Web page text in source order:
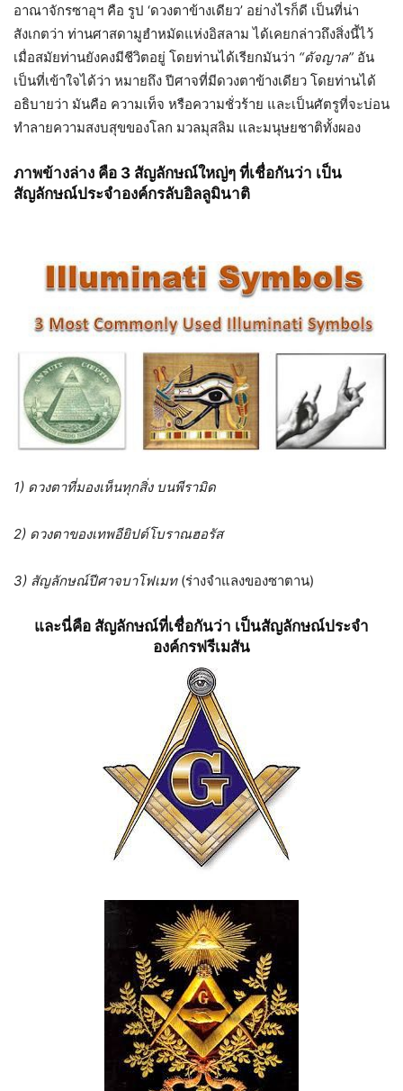
อาณาจักรซาอุฯ คือ รูป ‘ดวงตาข้างเดียว’ อย่างไรก็ดี เป็นที่น่า
สังเกตว่า ท่านศาสดามูฮำหมัดแห่งอิสลาม ได้เคยกล่าวถึงสิ่งนี้ไว้
เมื่อสมัยท่านยังคงมีชีวิตอยู่ โดยท่านได้เรียกมันว่า “ดัจญาล” อัน
เป็นที่เข้าใจได้ว่า หมายถึง ปีศาจที่มีดวงตาข้างเดียว โดยท่านได้
อธิบายว่า มันคือ ความเท็จ หรือความชั่วร้าย และเป็นศัตรูที่จะบ่อน
ทำลายความสงบสุขของโลก มวลมุสลิม และมนุษยชาติทั้งผอง
ภาพข้างล่าง คือ 3 สัญลักษณ์ใหญ่ๆ ที่เชื่อกันว่า เป็น
สัญลักษณ์ประจำองค์กรลับอิลลูมินาติ
1) ดวงตาที่มองเห็นทุกสิ่ง บนพีรามิด
2) ดวงตาของเทพอียิปต์โบราณฮอรัส
3) สัญลักษณ์ปีศาจบาโฟเมท (ร่างจำแลงของซาตาน)
และนี่คือ สัญลักษณ์ที่เชื่อกันว่า เป็นสัญลักษณ์ประจำ
องค์กรฟรีเมสัน